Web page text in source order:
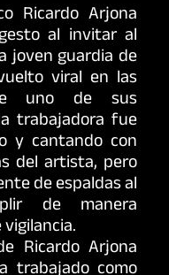
Ricardo Arjona
al invitar al
joven guardia de
viral en las
uno de sus
trabajadora fue
y cantando con
del artista, pero
de espaldas al
de manera